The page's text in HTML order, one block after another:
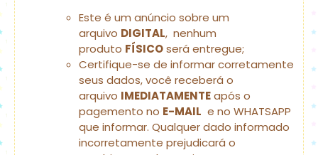
Este é um anúncio sobre um
arquivo DIGITAL, nenhum
produto FÍSICOserá entregue;
Certifique-se de informar corretamente
seus dados, você receberá o
arquivo IMEDIATAMENTEapós o
pagemento no E-MAIL e no WHATSAPP
que informar. Qualquer dado informado
incorretamente prejudicará o